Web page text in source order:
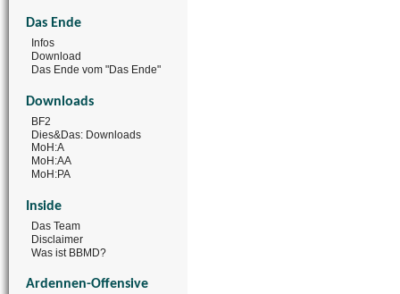
Das Ende
Infos
Download
Das Ende vom "Das Ende"
Downloads
BF2
Dies&Das: Downloads
MoH:A
MoH:AA
MoH:PA
Inside
Das Team
Disclaimer
Was ist BBMD?
Ardennen-Offensive